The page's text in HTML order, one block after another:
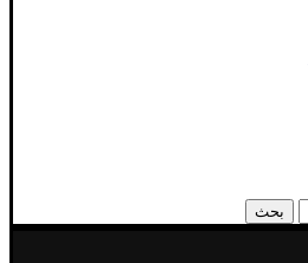
بحث